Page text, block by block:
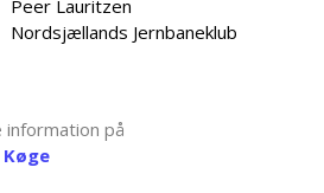
Peer Lauritzen
Nordsjællands Jernbaneklub
information på
Køge